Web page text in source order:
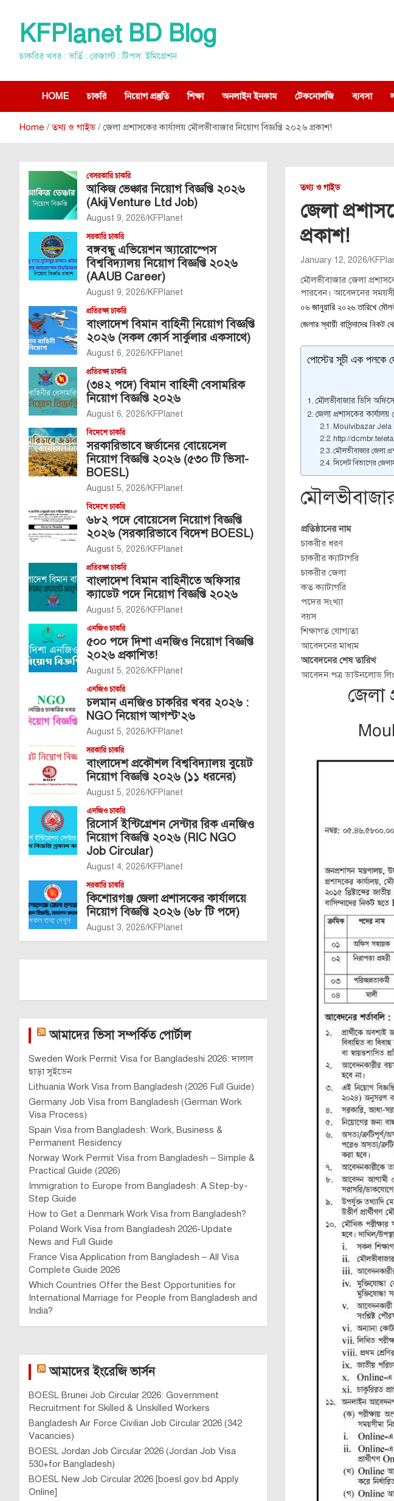
contentKFPlanet BD Blog
চাকরির খবর : ভর্তি : রেজাল্ট : টিপস: ইমিগ্রেশন
HOME চাকরি নিয়োগ প্রস্তুতি শিক্ষা অনলাইন ইনকাম টেকনোলজি ব্যবসা
Home তথ্য ও গাইড জেলা প্রশাসকের কার্যালয় মৌলভীবাজার নিয়োগ বিজ্ঞপ্তি ২০২৬ প্রকাশ!
তথ্য ও গাইড
জেলা
প্রকাশ!
January 12, 2026
মৌলভীবাজার জেলা
পারবেন। আবেদনের
০৬ জানুয়ারি ২০২৬ তারিখে
জেলার স্থায়ী বাসিন্দাদের
পোস্টের সূচী এক পলকে
মৌলভীবাজার ডিসি
জেলা প্রশাসকের
Moulvibazar Jela
http://
মৌলভীবাজার জেলা
সিলেট বিভাগের
প্রতিষ্ঠানের নাম
চাকরীর ধরণ
চাকরীর ক্যাটাগরি
চাকরীর জেলা
কত ক্যাটাগরি
পদের সংখ্যা
বয়স
শিক্ষাগত যোগ্যতা
আবেদনের মাধ্যম
আবেদনের শেষ তারিখ
আবেদন পত্র ডাউনলোড
জেলা
বেসরকারি চাকরি
আকিজ ভেঞ্চার নিয়োগ বিজ্ঞপ্তি ২০২৬
(Akij Venture Ltd Job)
August 9, 2026 KFPlanet
সরকারি চাকরি
বঙ্গবন্ধু এভিয়েশন অ্যারোস্পেস
বিশ্ববিদ্যালয় নিয়োগ বিজ্ঞপ্তি ২০২৬
(AAUB Career)
August 9, 2026 KFPlanet
প্রতিরক্ষা চাকরি
বাংলাদেশ বিমান বাহিনী নিয়োগ বিজ্ঞপ্তি
২০২৬ (সকল কোর্স সার্কুলার একসাথে)
August 6, 2026 KFPlanet
প্রতিরক্ষা চাকরি
(৩৪২ পদে) বিমান বাহিনী বেসামরিক
নিয়োগ বিজ্ঞপ্তি ২০২৬
August 6, 2026 KFPlanet
বিদেশে চাকরি
সরকারিভাবে জর্ডানের বোয়েসেল
নিয়োগ বিজ্ঞপ্তি ২০২৬ (৫৩০ টি ভিসা-
BOESL)
August 5, 2026 KFPlanet
বিদেশে চাকরি
৬৮২ পদে বোয়েসেল নিয়োগ বিজ্ঞপ্তি
২০২৬ (সরকারিভাবে বিদেশ BOESL)
August 5, 2026 KFPlanet
প্রতিরক্ষা চাকরি
বাংলাদেশ বিমান বাহিনীতে অফিসার
ক্যাডেট পদে নিয়োগ বিজ্ঞপ্তি ২০২৬
August 5, 2026 KFPlanet
এনজিও চাকরি
৫০০ পদে দিশা এনজিও নিয়োগ বিজ্ঞপ্তি
২০২৬ প্রকাশিত!
August 5, 2026 KFPlanet
এনজিও চাকরি
চলমান এনজিও চাকরির খবর ২০২৬ :
NGO নিয়োগ আগস্ট’২৬
August 5, 2026 KFPlanet
সরকারি চাকরি
বাংলাদেশ প্রকৌশল বিশ্ববিদ্যালয় বুয়েট
নিয়োগ বিজ্ঞপ্তি ২০২৬ (১১ ধরনের)
August 5, 2026 KFPlanet
এনজিও চাকরি
রিসোর্স ইন্টিগ্রেশন সেন্টার রিক এনজিও
নিয়োগ বিজ্ঞপ্তি ২০২৬ (RIC NGO
Job Circular)
August 4, 2026 KFPlanet
সরকারি চাকরি
কিশোরগঞ্জ জেলা প্রশাসকের কার্যালয়ে
নিয়োগ বিজ্ঞপ্তি ২০২৬ (৬৮ টি পদে)
August 3, 2026 KFPlanet
আমাদের ভিসা সম্পর্কিত পোর্টাল
Sweden Work Permit Visa for Bangladeshi 2026: দালাল
ছাড়া সুইডেন
Lithuania Work Visa from Bangladesh (2026 Full Guide)
Germany Job Visa from Bangladesh (German Work
Visa Process)
Spain Visa from Bangladesh: Work, Business &
Permanent Residency
Norway Work Permit Visa from Bangladesh – Simple &
Practical Guide (2026)
Immigration to Europe from Bangladesh: A Step-by-
Step Guide
How to Get a Denmark Work Visa from Bangladesh?
Poland Work Visa from Bangladesh 2026-Update
News and Full Guide
France Visa Application from Bangladesh – All Visa
Complete Guide 2026
Which Countries Offer the Best Opportunities for
International Marriage for People from Bangladesh and
India?
আমাদের ইংরেজি ভার্সন
BOESL Brunei Job Circular 2026: Government
Recruitment for Skilled & Unskilled Workers
Bangladesh Air Force Civilian Job Circular 2026 (342
Vacancies)
BOESL Jordan Job Circular 2026 (Jordan Job Visa
530+for Bangladesh)
BOESL New Job Circular 2026 [boesl.gov.bd Apply
Online]